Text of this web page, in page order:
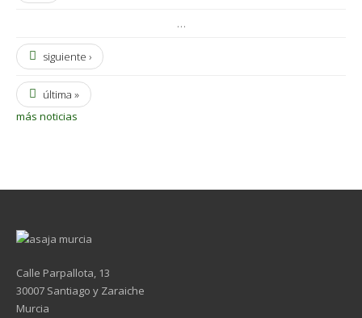
…
siguiente ›
última »
más noticias
Calle Parpallota, 13
30007 Santiago y Zaraiche
Murcia